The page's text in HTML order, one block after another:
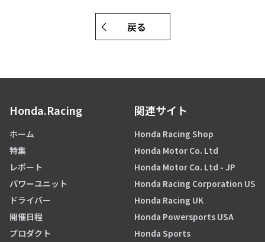
戻る
Honda.Racing
ホーム
特集
レポート
パワーユニット
ドライバー
開催日程
プロダクト
関連サイト
Honda Racing Shop
Honda Motor Co. Ltd
Honda Motor Co. Ltd - JP
Honda Racing Corporation US
Honda Racing UK
Honda Powersports USA
Honda Sports